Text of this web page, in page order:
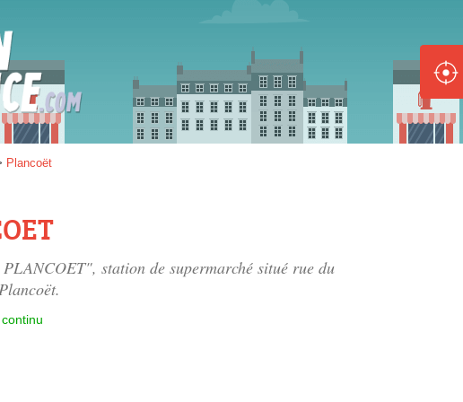
Plancoët
station de supermarché situé rue du
Gazole :
Disponible Épuisé
SP 98 :
SP 95 :
Disponible